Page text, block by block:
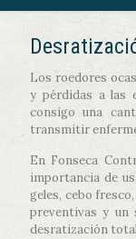
Los roedores
y pérdidas a las
consigo una
transmitir
En Fonseca
importancia de
geles, cebo
preventivas y un
desratización